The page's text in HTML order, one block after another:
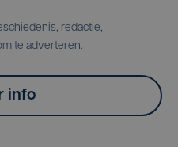
redactie,
te adverteren.
info